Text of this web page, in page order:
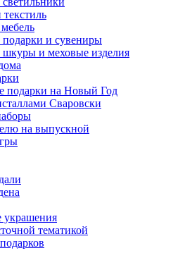
подарки и сувениры
шкуры и меховые изделия
подарки на Новый Год
Сваровски
на выпускной
украшения
тематикой